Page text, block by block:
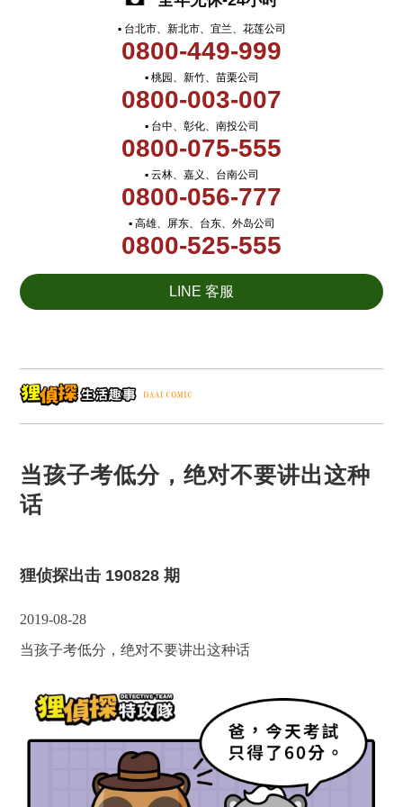
▪ 台北市、新北市、宜兰、花莲公司
0800-449-999
▪ 桃园、新竹、苗栗公司
0800-003-007
▪ 台中、彰化、南投公司
0800-075-555
▪ 云林、嘉义、台南公司
0800-056-777
▪ 高雄、屏东、台东、外岛公司
0800-525-555
LINE 客服
当孩子考低分，绝对不要讲出这种
话
狸侦探出击 190828 期
2019-08-28
当孩子考低分，绝对不要讲出这种话